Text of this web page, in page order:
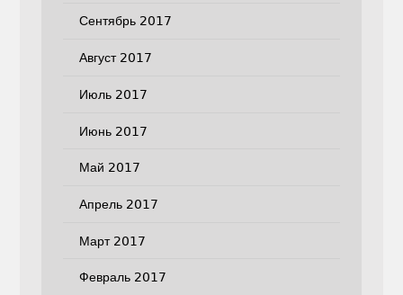
Сентябрь 2017
Август 2017
Июль 2017
Июнь 2017
Май 2017
Апрель 2017
Март 2017
Февраль 2017